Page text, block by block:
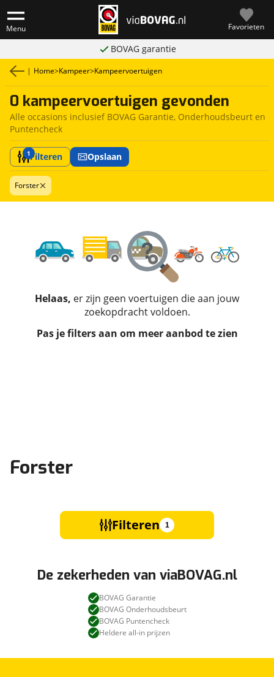
Menu Favorieten
BOVAG garantie
| Home>Kampeer>Kampeervoertuigen
0 kampeervoertuigen gevonden
Alle occasions inclusief BOVAG Garantie, Onderhoudsbeurt en
Puntencheck
1Filteren Opslaan
Forster
Helaas, er zijn geen voertuigen die aan jouw
zoekopdracht voldoen.
Pas je filters aan om meer aanbod te zien
Forster
Filteren 1
De zekerheden van viaBOVAG.nl
BOVAG Garantie
BOVAG Onderhoudsbeurt
BOVAG Puntencheck
Heldere all-in prijzen